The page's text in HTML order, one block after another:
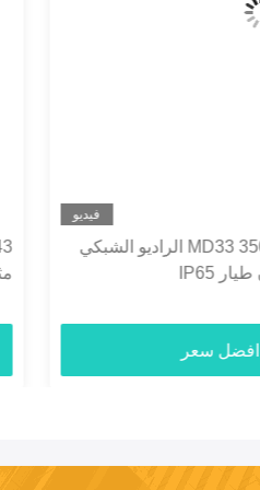
فيديو
MV43 جهاز إرسال COFDM لاسلكي لشبكة تجميع ذاتية
افضل سعر